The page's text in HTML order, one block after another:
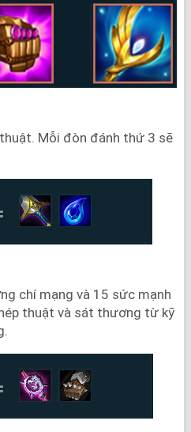
Mỗi đòn đánh thứ 3 sẽ
chí mạng và 15 sức mạnh
thuật và sát thương từ kỹ